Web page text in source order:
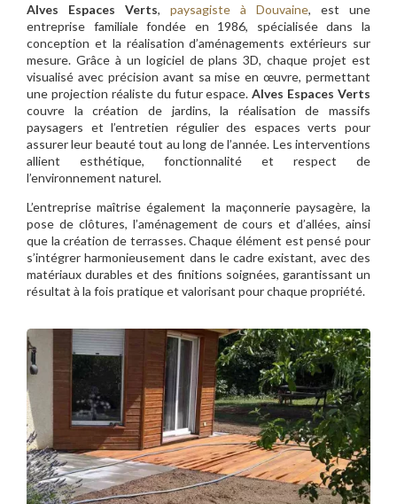
Alves Espaces Verts, paysagiste à Douvaine, est une
entreprise familiale fondée en 1986, spécialisée dans la
conception et la réalisation d’aménagements extérieurs sur
mesure. Grâce à un logiciel de plans 3D, chaque projet est
visualisé avec précision avant sa mise en œuvre, permettant
une projection réaliste du futur espace.Alves Espaces Verts
couvre la création de jardins, la réalisation de massifs
paysagers et l’entretien régulier des espaces verts pour
assurer leur beauté tout au long de l’année. Les interventions
allient esthétique, fonctionnalité et respect de
l’environnement naturel.
L’entreprise maîtrise également la maçonnerie paysagère, la
pose de clôtures, l’aménagement de cours et d’allées, ainsi
que la création de terrasses. Chaque élément est pensé pour
s’intégrer harmonieusement dans le cadre existant, avec des
matériaux durables et des finitions soignées, garantissant un
résultat à la fois pratique et valorisant pour chaque propriété.